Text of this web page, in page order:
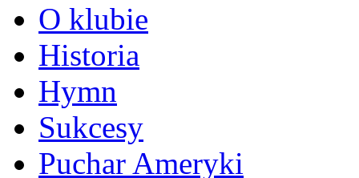
O klubie
Historia
Hymn
Sukcesy
Puchar Ameryki